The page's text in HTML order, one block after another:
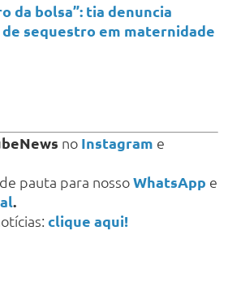
da bolsa”: tia denuncia
sequestro em maternidade
no Instagram e
pauta para nossoWhatsApp e
.
clique aqui!